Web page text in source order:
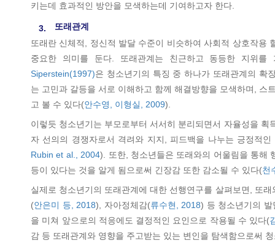
키는데 효과적인 방안을 모색하는데 기여하고자 한다.
3.
또래관계
또래란 신체적, 정신적 발달 수준이 비슷하여 사회적 상호작용
중요한 의미를 둔다. 또래관계는 친근하고 동등한 지위
Siperstein(1997)은 청소년기의 특징 중 하나가 또래관계의 확
는 고민과 갈등을 서로 이해하고 함께 해결방향을 모색하며, 스
고 볼 수 있다(안수영, 이형실, 2009).
이렇듯 청소년기는 부모로부터 서서히 분리되면서 자율성을
자 선의의 경쟁자로서 격려와 지지, 피드백을 나누는 긍정적
Rubin et al., 2004). 또한, 청소년들은 또래와의 어울림을 통해
등이 있다는 것을 알게 됨으로써 긴장감 또한 감소될 수 있다(천
실제로 청소년기의 또래관계에 대한 선행연구를 살펴보면, 또
(안은미 등, 2018), 자아정체감(류수현, 2018) 등 청소년기의 발
을 미쳐 앞으로의 적응에도 결정적인 요인으로 작용될 수 있다(
감 등 또래관계와 영향을 주고받는 있는 변인을 탐색함으로써